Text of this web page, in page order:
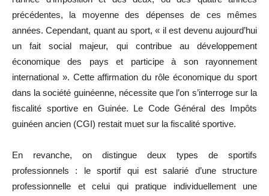
précédentes, la moyenne des dépenses de ces mêmes
années. Cependant, quant au sport, « il est devenu aujourd’hui
un fait social majeur, qui contribue au développement
économique des pays et participe à son rayonnement
international ». Cette affirmation du rôle économique du sport
dans la société guinéenne, nécessite que l’on s’interroge sur la
fiscalité sportive en Guinée. Le Code Général des Impôts
guinéen ancien (CGI) restait muet sur la fiscalité sportive.
En revanche, on distingue deux types de sportifs
professionnels : le sportif qui est salarié d’une structure
professionnelle et celui qui pratique individuellement une